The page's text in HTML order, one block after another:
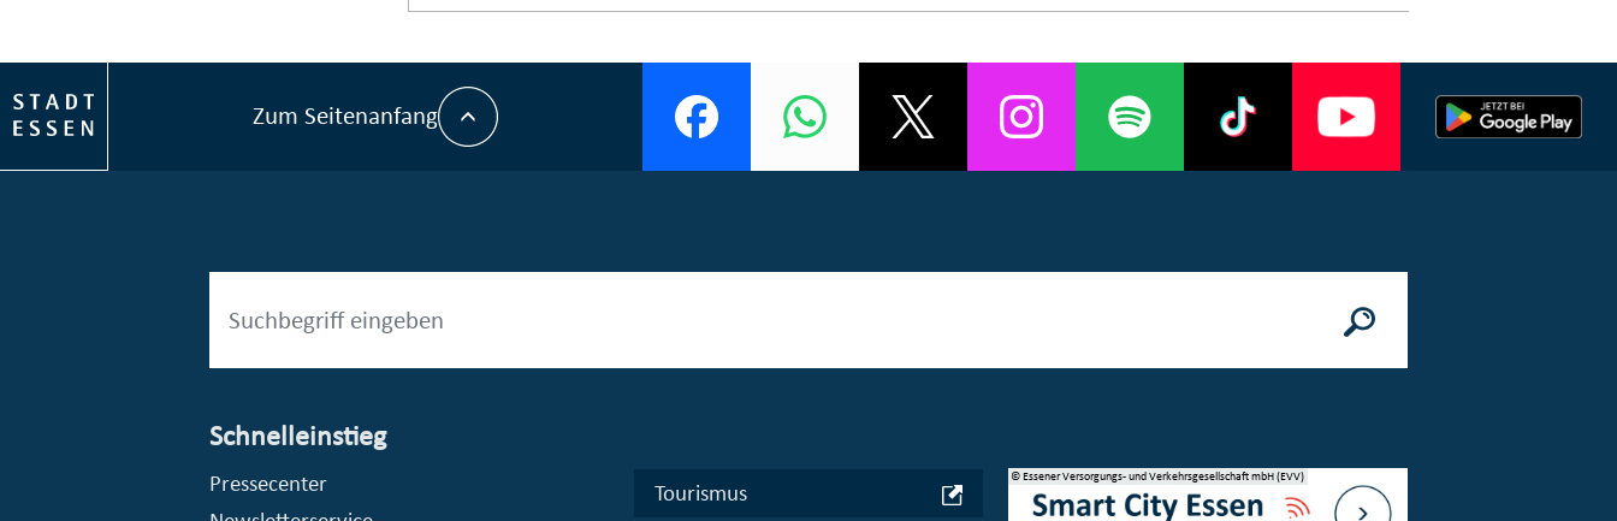
Zum Seitenanfang
Schnelleinstieg
Pressecenter
Tourismus
© Stadt Essen © Essener Versorgungs- und Verkehrsgesellschaft mbH (EVV)